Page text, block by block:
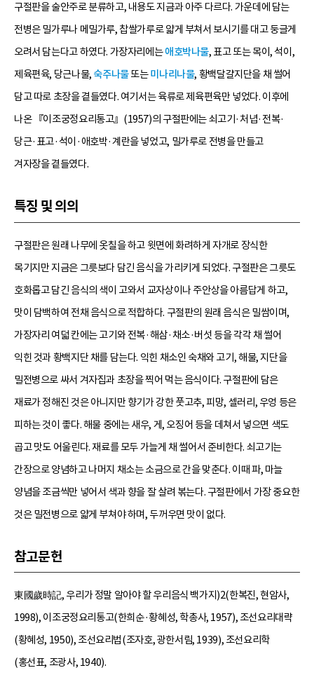
구절판을 술안주로 분류하고, 내용도 지금과 아주 다르다. 가운데에 담는
전병은 밀가루나 메밀가루, 찹쌀가루로 얇게 부쳐서 보시기를 대고 둥글게
오려서 담는다고 하였다. 가장자리에는애호박나물, 표고 또는 목이, 석이,
제육편육, 당근나물, 숙주나물또는미나리나물, 황백달걀지단을 채 썰어
담고 따로 초장을 곁들였다. 여기서는 육류로 제육편육만 넣었다. 이후에
나온 『이조궁정요리통고』(1957)의 구절판에는 쇠고기·처녑·전복·
당근·표고·석이·애호박·계란을 넣었고, 밀가루로 전병을 만들고
겨자장을 곁들였다.
특징 및 의의
구절판은 원래 나무에 옷칠을 하고 윗면에 화려하게 자개로 장식한
목기지만 지금은 그릇보다 담긴 음식을 가리키게 되었다. 구절판은 그릇도
호화롭고 담긴 음식의 색이 고와서 교자상이나 주안상을 아름답게 하고,
맛이 담백하여 전채 음식으로 적합하다. 구절판의 원래 음식은 밀쌈이며,
가장자리 여덟 칸에는 고기와 전복·해삼·채소·버섯 등을 각각 채 썰어
익힌 것과 황백지단 채를 담는다. 익힌 채소인 숙채와 고기, 해물, 지단을
밀전병으로 싸서 겨자집과 초장을 찍어 먹는 음식이다. 구절판에 담은
재료가 정해진 것은 아니지만 향기가 강한 풋고추, 피망, 셀러리, 우엉 등은
피하는 것이 좋다. 해물 중에는 새우, 게, 오징어 등을 데쳐서 넣으면 색도
곱고 맛도 어울린다. 재료를 모두 가늘게 채 썰어서 준비한다. 쇠고기는
간장으로 양념하고 나머지 채소는 소금으로 간을 맞춘다. 이때 파, 마늘
양념을 조금씩만 넣어서 색과 향을 잘 살려 볶는다. 구절판에서 가장 중요한
것은 밀전병으로 얇게 부쳐야 하며, 두꺼우면 맛이 없다.
참고문헌
東國歲時記, 우리가 정말 알아야 할 우리음식 백가지)2(한복진, 현암사,
1998), 이조궁정요리통고(한희순·황혜성, 학총사, 1957), 조선요리대략
(황혜성, 1950), 조선요리법(조자호, 광한서림, 1939), 조선요리학
(홍선표, 조광사, 1940).